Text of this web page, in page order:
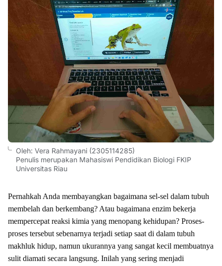
Oleh: Vera Rahmayani (2305114285)
Penulis merupakan Mahasiswi Pendidikan Biologi FKIP
Universitas Riau
Pernahkah Anda membayangkan bagaimana sel-sel dalam tubuh
membelah dan berkembang? Atau bagaimana enzim bekerja
mempercepat reaksi kimia yang menopang kehidupan? Proses-
proses tersebut sebenarnya terjadi setiap saat di dalam tubuh
makhluk hidup, namun ukurannya yang sangat kecil membuatnya
sulit diamati secara langsung. Inilah yang sering menjadi